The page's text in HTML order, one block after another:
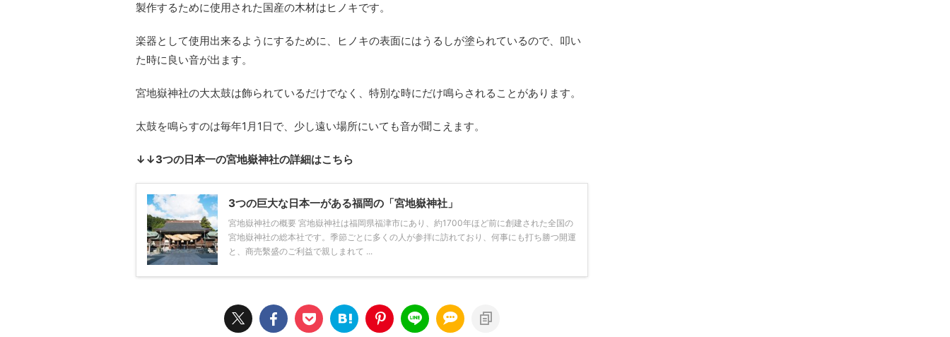
製作するために使用された国産の木材はヒノキです。
楽器として使用出来るようにするために、ヒノキの表面にはうるしが塗られているので、叩い
た時に良い音が出ます。
宮地嶽神社の大太鼓は飾られているだけでなく、特別な時にだけ鳴らされることがあります。
太鼓を鳴らすのは毎年1月1日で、少し遠い場所にいても音が聞こえます。
↓↓3つの日本一の宮地嶽神社の詳細はこちら
3つの巨大な日本一がある福岡の「宮地嶽神社」
宮地嶽神社の概要 宮地嶽神社は福岡県福津市にあり、約1700年ほど前に創建された全国の
宮地嶽神社の総本社です。季節ごとに多くの人が参拝に訪れており、何事にも打ち勝つ開運
と、商売繫盛のご利益で親しまれて ...